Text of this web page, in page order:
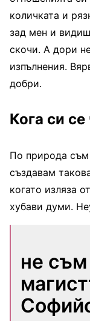
количката и
зад мен и
скочи. А дори
изпълнения.
добри.
Кога си
По природа
създавам
когато изляза
хубави думи.
не съм